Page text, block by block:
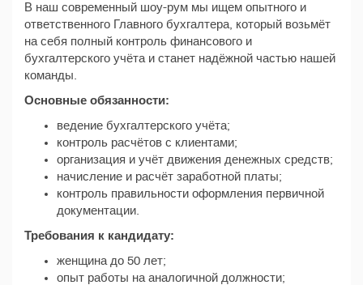
В наш современный шоу-рум мы ищем опытного и
ответственного Главного бухгалтера, который возьмёт
на себя полный контроль финансового и
бухгалтерского учёта и станет надёжной частью нашей
команды.
Основные обязанности:
ведение бухгалтерского учёта;
контроль расчётов с клиентами;
организация и учёт движения денежных средств;
начисление и расчёт заработной платы;
контроль правильности оформления первичной
документации.
Требования к кандидату:
женщина до 50 лет;
опыт работы на аналогичной должности;